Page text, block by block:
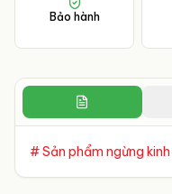
Bảo hành
# Sản phẩm ngừng